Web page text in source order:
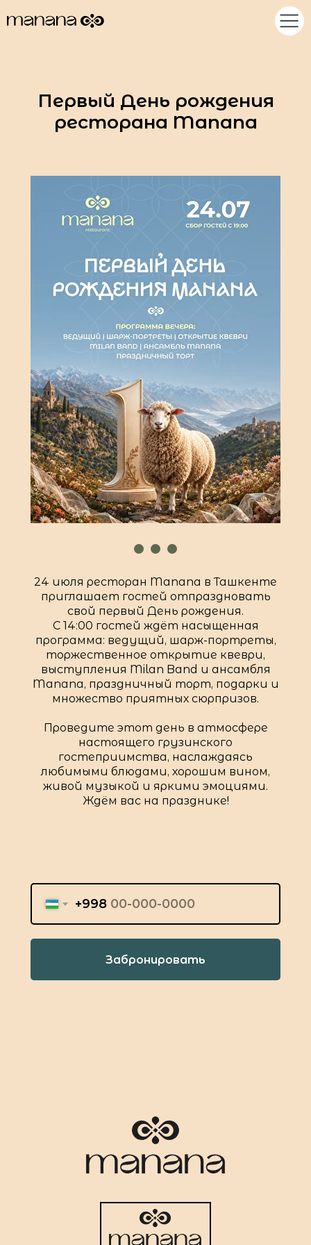
+998
Забронировать
24 июля ресторан Manana в Ташкенте
приглашает гостей отпраздновать
свой первый День рождения.
С 14:00 гостей ждёт насыщенная
программа: ведущий, шарж-портреты,
торжественное открытие квеври,
выступления Milan Band и ансамбля
Manana, праздничный торт, подарки и
множество приятных сюрпризов.
Проведите этот день в атмосфере
настоящего грузинского
гостеприимства, наслаждаясь
любимыми блюдами, хорошим вином,
живой музыкой и яркими эмоциями.
Ждём вас на празднике!
Первый День рождения
ресторана Manana